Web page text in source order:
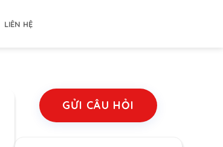
LIÊN HỆ
GỬI CÂU HỎI